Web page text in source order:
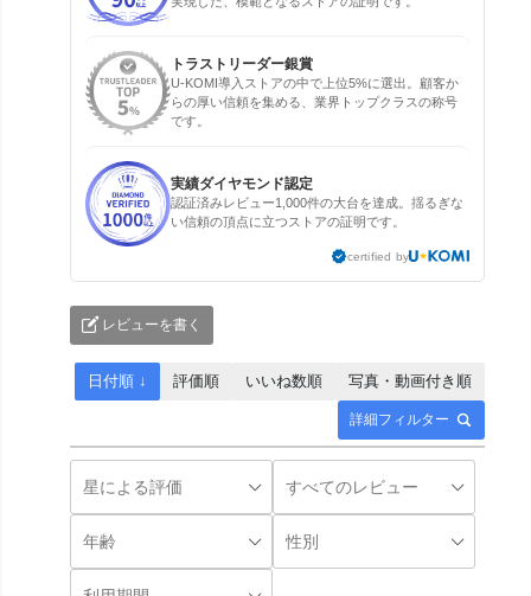
トラストリーダー銀賞
U-KOMI導入ストアの中で上位5%に選出。顧客か
らの厚い信頼を集める、業界トップクラスの称号
です。
実績ダイヤモンド認定
認証済みレビュー1,000件の大台を達成。揺るぎな
い信頼の頂点に立つストアの証明です。
certified by
レビューを書く
詳細フィルター
日付順 ↓ 評価順 いいね数順 写真・動画付き順